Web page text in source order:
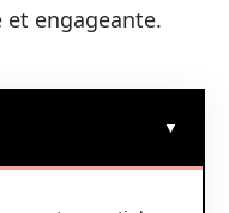
engageante.